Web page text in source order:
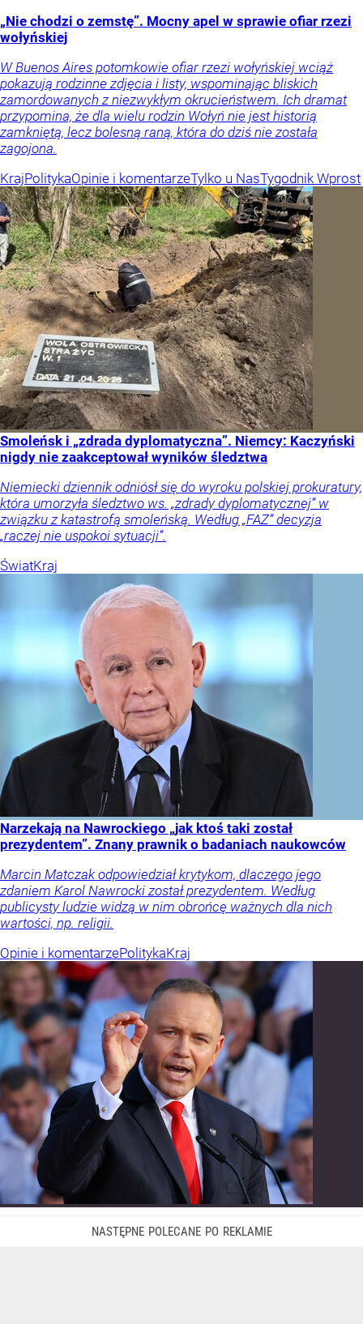
„Nie chodzi o zemstę”. Mocny apel w sprawie ofiar rzezi
wołyńskiej
W Buenos Aires potomkowie ofiar rzezi wołyńskiej wciąż
pokazują rodzinne zdjęcia i listy, wspominając bliskich
zamordowanych z niezwykłym okrucieństwem. Ich dramat
przypomina, że dla wielu rodzin Wołyń nie jest historią
zamkniętą, lecz bolesną raną, która do dziś nie została
zagojona.
KrajPolitykaOpinie i komentarzeTylko u NasTygodnik Wprost
Smoleńsk i „zdrada dyplomatyczna”. Niemcy: Kaczyński
nigdy nie zaakceptował wyników śledztwa
Niemiecki dziennik odniósł się do wyroku polskiej prokuratury,
która umorzyła śledztwo ws. „zdrady dyplomatycznej” w
związku z katastrofą smoleńską. Według „FAZ” decyzja
„raczej nie uspokoi sytuacji”.
ŚwiatKraj
Narzekają na Nawrockiego „jak ktoś taki został
prezydentem”. Znany prawnik o badaniach naukowców
Marcin Matczak odpowiedział krytykom, dlaczego jego
zdaniem Karol Nawrocki został prezydentem. Według
publicysty ludzie widzą w nim obrońcę ważnych dla nich
wartości, np. religii.
Opinie i komentarzePolitykaKraj